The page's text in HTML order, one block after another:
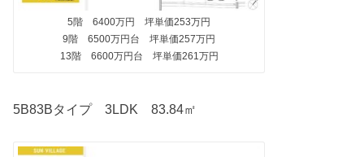
5階 6400万円 坪単価253万円
9階 6500万円台 坪単価257万円
13階 6600万円台 坪単価261万円
5B83Bタイプ 3LDK 83.84㎡